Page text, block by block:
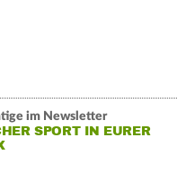
im Newsletter
SPORT IN EURER